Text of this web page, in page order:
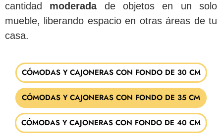
cantidad moderadade objetos en un solo
mueble, liberando espacio en otras áreas de tu
casa.
CÓMODAS Y CAJONERAS CON FONDO DE 30 CM
CÓMODAS Y CAJONERAS CON FONDO DE 35 CM
CÓMODAS Y CAJONERAS CON FONDO DE 40 CM